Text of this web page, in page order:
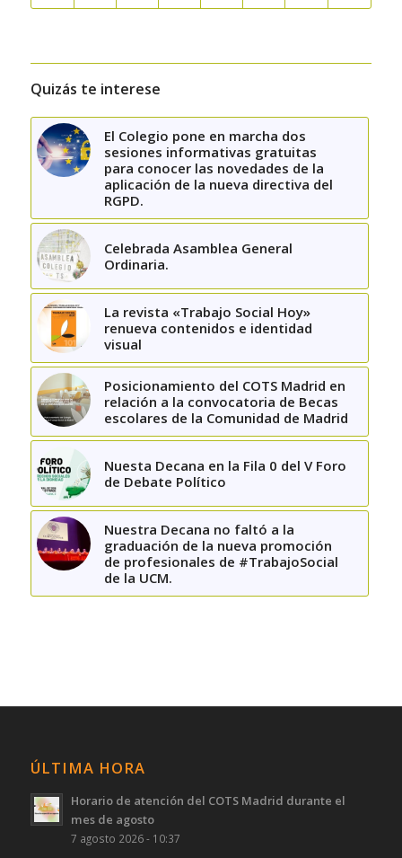
Quizás te interese
El Colegio pone en marcha dos
sesiones informativas gratuitas
para conocer las novedades de la
aplicación de la nueva directiva del
RGPD.
Celebrada Asamblea General
Ordinaria.
La revista «Trabajo Social Hoy»
renueva contenidos e identidad
visual
Posicionamiento del COTS Madrid en
relación a la convocatoria de Becas
escolares de la Comunidad de Madrid
Nuesta Decana en la Fila 0 del V Foro
de Debate Político
Nuestra Decana no faltó a la
graduación de la nueva promoción
de profesionales de #TrabajoSocial
de la UCM.
ÚLTIMA HORA
Horario de atención del COTS Madrid durante el
mes de agosto
7 agosto 2026 - 10:37